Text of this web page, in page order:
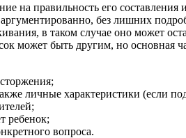
на правильность его
без лишних
в таком случае оно может
может быть другим, но основная
личные характеристики (если
ребенок;
вопроса.